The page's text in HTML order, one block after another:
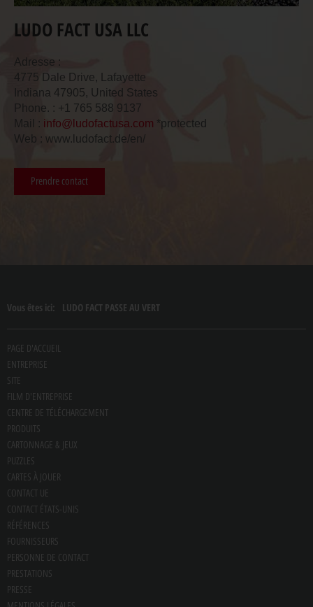
Prendre contact
Adresse :
4775 Dale Drive, Lafayette
Indiana 47905, United States
Phone. : +1 765 588 9137
Mail : info@ludofactusa.com *protected
Web : www.ludofact.de/en/
LUDO FACT USA LLC
Vous êtes ici: LUDO FACT PASSE AU VERT
PAGE D'ACCUEIL
ENTREPRISE
SITE
FILM D'ENTREPRISE
CENTRE DE TÉLÉCHARGEMENT
PRODUITS
CARTONNAGE & JEUX
PUZZLES
CARTES À JOUER
CONTACT UE
CONTACT ÉTATS-UNIS
RÉFÉRENCES
FOURNISSEURS
PERSONNE DE CONTACT
PRESTATIONS
PRESSE